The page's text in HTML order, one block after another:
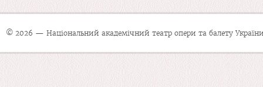
© 2026 — Національний академічний театр опери та балету